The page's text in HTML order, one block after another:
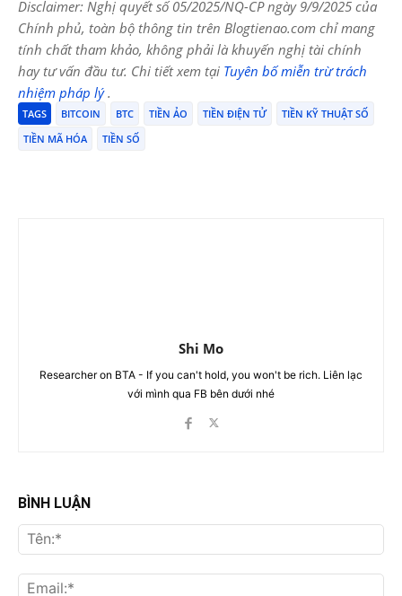
Disclaimer: Nghị quyết số 05/2025/NQ-CP ngày 9/9/2025 của
Chính phủ, toàn bộ thông tin trên Blogtienao.com chỉ mang
tính chất tham khảo, không phải là khuyến nghị tài chính
hay tư vấn đầu tư. Chi tiết xem tại Tuyên bố miễn trừ trách
nhiệm pháp lý.
TAGS BITCOIN BTC TIỀN ẢO TIỀN ĐIỆN TỬ
TIỀN KỸ THUẬT SỐ
TIỀN MÃ HÓA
TIỀN SỐ
Shi Mo
Researcher on BTA - If you can't hold, you won't be rich. Liên lạc
với mình qua FB bên dưới nhé
BÌNH LUẬN